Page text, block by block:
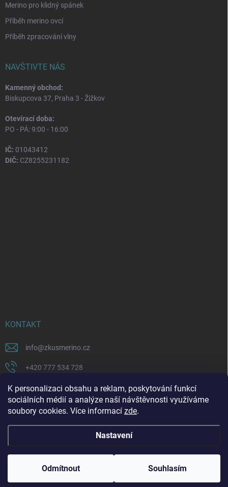
K personalizaci obsahu a reklam, poskytování funkcí
sociálních médií a analýze naší návštěvnosti využíváme
soubory cookies. Více informací zde.
Nastavení
Odmítnout Souhlasím
Merino pro klidný spánek
Příběh merino ovcí
Příběh zpracování vlny
NAVŠTIVTE NÁS
Kamenný obchod:
Biskupcova 37, Praha 3 - Žižkov
Otevírací doba:
PO - PÁ: 9:00 - 16:00
IČ: 01043412
DIČ: CZ8255231182
KONTAKT
info@zkusmerino.cz
+420 777 534 728
https://www.facebook.com/zkusmerino/
zkusmerino.cz
Vytvořil Shoptet
Copyright 2026ZKUSMERINO. Všechna práva vyhrazena.Upravit nastavení